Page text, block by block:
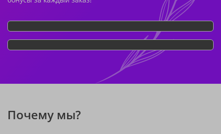
Почему мы?